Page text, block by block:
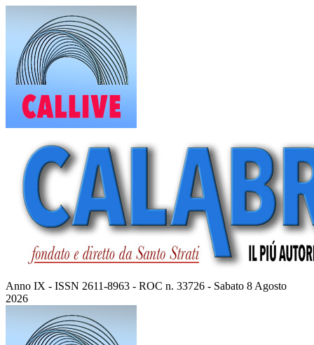
contenuto
Anno IX - ISSN 2611-8963 - ROC n. 33726 - Sabato 8 Agosto
2026